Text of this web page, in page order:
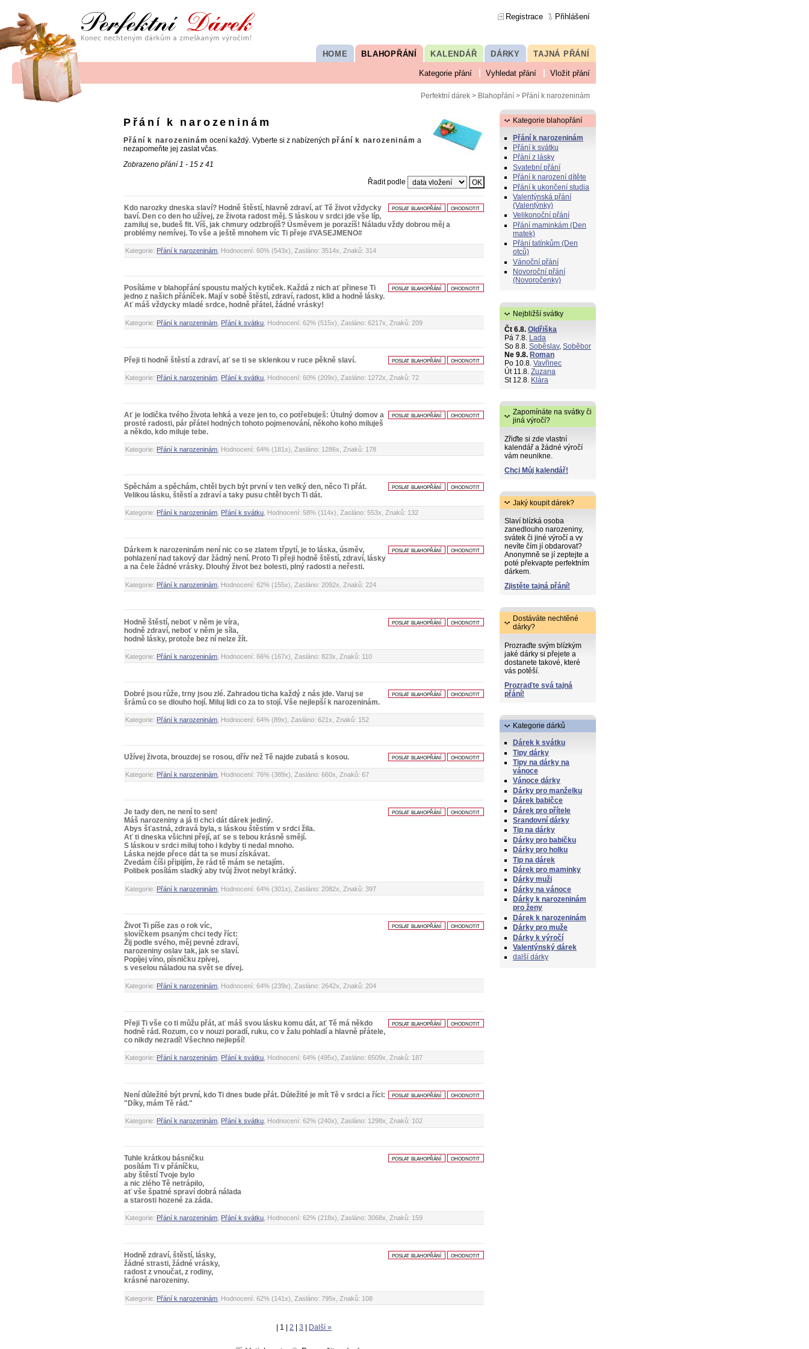
Registrace Přihlášení
TAJNÁ PŘÁNÍ
DÁRKY
KALENDÁŘ
BLAHOPŘÁNÍ
HOME
Kategorie přání Vyhledat přání Vložit přání
Perfektní dárek > Blahopřání > Přání k narozeninám
Přání k narozeninám
Přání k narozeninám ocení každý. Vyberte si z nabízenýchpřání k narozeninám a
nezapomeňte jej zaslat včas.
Zobrazeno přání 1 - 15 z 41
Řadit podle
poslat blahopřání ohodnotit
Kdo narozky dneska slaví? Hodně štěstí, hlavně zdraví, ať Tě život vždycky
baví. Den co den ho užívej, ze života radost měj. S láskou v srdci jde vše líp,
zamiluj se, budeš fit. Víš, jak chmury odzbrojíš? Úsměvem je porazíš! Náladu vždy dobrou měj a
problémy nemívej. To vše a ještě mnohem víc Ti přeje #VASEJMENO#
Kategorie: Přání k narozeninám, Hodnocení: 60% (543x), Zasláno: 3514x, Znaků: 314
poslat blahopřání ohodnotit
Posíláme v blahopřání spoustu malých kytiček. Každá z nich ať přinese Ti
jedno z našich přáníček. Mají v sobě štěstí, zdraví, radost, klid a hodně lásky.
Ať máš vždycky mladé srdce, hodně přátel, žádné vrásky!
Kategorie: Přání k narozeninám Přání k svátku , Hodnocení: 62% (515x), Zasláno: 6217x, Znaků: 209
poslat blahopřání ohodnotit
Přeji ti hodně štěstí a zdraví, ať se ti se sklenkou v ruce pěkně slaví.
Kategorie: Přání k narozeninám Přání k svátku , Hodnocení: 60% (209x), Zasláno: 1272x, Znaků: 72
poslat blahopřání ohodnotit
Ať je lodička tvého života lehká a veze jen to, co potřebuješ: Útulný domov a
prosté radosti, pár přátel hodných tohoto pojmenování, někoho koho miluješ
a někdo, kdo miluje tebe.
Kategorie: Přání k narozeninám , Hodnocení: 64% (181x), Zasláno: 1286x, Znaků: 178
poslat blahopřání ohodnotit
Spěchám a spěchám, chtěl bych být první v ten velký den, něco Ti přát.
Velikou lásku, štěstí a zdraví a taky pusu chtěl bych Ti dát.
Kategorie: Přání k narozeninám Přání k svátku , Hodnocení: 58% (114x), Zasláno: 553x, Znaků: 132
poslat blahopřání ohodnotit
Dárkem k narozeninám není nic co se zlatem třpytí, je to láska, úsměv,
pohlazení nad takový dar žádný není. Proto Ti přeji hodně štěstí, zdraví, lásky
a na čele žádné vrásky. Dlouhý život bez bolesti, plný radosti a neřesti.
Kategorie: Přání k narozeninám , Hodnocení: 62% (155x), Zasláno: 2092x, Znaků: 224
poslat blahopřání ohodnotit
Hodně štěstí, neboť v něm je víra,
hodně zdraví, neboť v něm je síla,
hodně lásky, protože bez ní nelze žít.
Kategorie: Přání k narozeninám , Hodnocení: 66% (167x), Zasláno: 823x, Znaků: 110
poslat blahopřání ohodnotit
Dobré jsou růže, trny jsou zlé. Zahradou ticha každý z nás jde. Varuj se
šrámů co se dlouho hojí. Miluj lidi co za to stojí. Vše nejlepší k narozeninám.
Kategorie: Přání k narozeninám , Hodnocení: 64% (89x), Zasláno: 621x, Znaků: 152
poslat blahopřání ohodnotit
Užívej života, brouzdej se rosou, dřív než Tě najde zubatá s kosou.
Kategorie: Přání k narozeninám , Hodnocení: 76% (389x), Zasláno: 660x, Znaků: 67
poslat blahopřání ohodnotit
Je tady den, ne není to sen!
Máš narozeniny a já ti chci dát dárek jediný.
Abys šťastná, zdravá byla, s láskou štěstím v srdci žila.
Ať ti dneska všichni přejí, ať se s tebou krásně smějí.
S láskou v srdci miluj toho i kdyby ti nedal mnoho.
Láska nejde přece dát ta se musí získávat.
Zvedám číši připijím, že rád tě mám se netajím.
Polibek posílám sladký aby tvůj život nebyl krátký.
Kategorie: Přání k narozeninám , Hodnocení: 64% (301x), Zasláno: 2082x, Znaků: 397
poslat blahopřání ohodnotit
Život Ti píše zas o rok víc,
slovíčkem psaným chci tedy říct:
Žij podle svého, měj pevné zdraví,
narozeniny oslav tak, jak se slaví.
Popíjej víno, písničku zpívej,
s veselou náladou na svět se dívej.
Kategorie: Přání k narozeninám , Hodnocení: 64% (239x), Zasláno: 2642x, Znaků: 204
poslat blahopřání ohodnotit
Přeji Ti vše co ti můžu přát, ať máš svou lásku komu dát, ať Tě má někdo
hodně rád. Rozum, co v nouzi poradí, ruku, co v žalu pohladí a hlavně přátele,
co nikdy nezradí! Všechno nejlepší!
Kategorie: Přání k narozeninám Přání k svátku , Hodnocení: 64% (495x), Zasláno: 6509x, Znaků: 187
poslat blahopřání ohodnotit
Není důležité být první, kdo Ti dnes bude přát. Důležité je mít Tě v srdci a říci:
"Díky, mám Tě rád."
Kategorie: Přání k narozeninám Přání k svátku , Hodnocení: 62% (240x), Zasláno: 1298x, Znaků: 102
poslat blahopřání ohodnotit
Tuhle krátkou básničku
posílám Ti v přáníčku,
aby štěstí Tvoje bylo
a nic zlého Tě netrápilo,
ať vše špatné spraví dobrá nálada
a starosti hozené za záda.
Kategorie: Přání k narozeninám, Přání k svátku, Hodnocení: 62% (218x), Zasláno: 3068x, Znaků: 159
poslat blahopřání ohodnotit
Hodně zdraví, štěstí, lásky,
žádné strasti, žádné vrásky,
radost z vnoučat, z rodiny,
krásné narozeniny.
Kategorie: Přání k narozeninám , Hodnocení: 62% (141x), Zasláno: 795x, Znaků: 108
| 1 | 2 3 Další »
Kategorie blahopřání
Přání k narozeninám
Přání k svátku
Přání z lásky
Svatební přání
Přání k narození dítěte
Přání k ukončení studia
Valentýnská přání
(Valentýnky)
Velikonoční přání
Přání maminkám (Den
matek)
Přání tatínkům (Den
otců)
Vánoční přání
Novoroční přání
(Novoročenky)
Nejbližší svátky
Čt 6.8. Oldřiška
Pá 7.8. Lada
So 8.8. Soběslav, Soběbor
Ne 9.8. Roman
Po 10.8. Vavřinec
Út 11.8. Zuzana
St 12.8. Klára
Zapomínáte na svátky či
jiná výročí?
Zřiďte si zde vlastní
kalendář a žádné výročí
vám neunikne.
Chci Můj kalendář!
Jaký koupit dárek?
Slaví blízká osoba
zanedlouho narozeniny,
svátek či jiné výročí a vy
nevíte čím jí obdarovat?
Anonymně se jí zeptejte a
poté překvapte perfektním
dárkem.
Zjistěte tajná přání!
Dostáváte nechtěné
dárky?
Prozraďte svým blízkým
jaké dárky si přejete a
dostanete takové, které
vás potěší.
Prozraďte svá tajná
přání!
Kategorie dárků
Dárek k svátku
Tipy dárky
Tipy na dárky na
vánoce
Vánoce dárky
Dárky pro manželku
Dárek babičce
Dárek pro přítele
Srandovní dárky
Tip na dárky
Dárky pro babičku
Dárky pro holku
Tip na dárek
Dárek pro maminky
Dárky muži
Dárky na vánoce
Dárky k narozeninám
pro ženy
Dárek k narozeninám
Dárky pro muže
Dárky k výročí
Valentýnský dárek
další dárky